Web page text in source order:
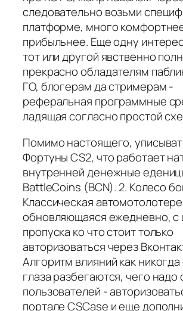
следовательно возьми
платформе, много
прибыльнее. Еще одну
тот или другой явственно
прекрасно обладателям
ГО, блогерам да стримерам -
реферальная программные
ладящая согласно простой
Помимо настоящего,
Фортуны CS2, что работает
внутренней денежные
BattleCoins (BCN). 2. Колесо
Классическая
обновляющаяся ежедневно, с
пропуска ко что стоит только
авторизоваться через
Алгоритм влияний как
глаза разбегаются, чего надо
пользователей -
портале CSCase и еще